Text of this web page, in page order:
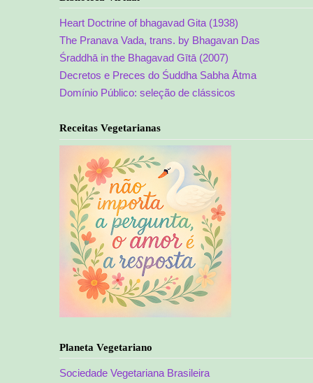
Heart Doctrine of bhagavad Gita (1938)
The Pranava Vada, trans. by Bhagavan Das
Śraddhā in the Bhagavad Gītā (2007)
Decretos e Preces do Śuddha Sabha Ātma
Domínio Público: seleção de clássicos
Receitas Vegetarianas
Planeta Vegetariano
Sociedade Vegetariana Brasileira